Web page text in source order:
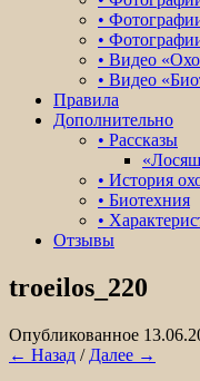
•
•
• Видео
• Видео
Правила
Дополнительно
• Рассказы
• История
• Биотехния
•
Отзывы
Организация
медведя в
Колки.
troeilos_220
Опубликованное
← Назад / Далее →